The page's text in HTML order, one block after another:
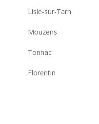
Lisle-sur-Tarn
Mouzens
Tonnac
Florentin